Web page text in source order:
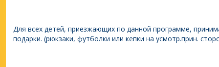
Для всех детей, приезжающих по данной программе,
подарки. (рюкзаки, футболки или кепки на усмотр.прин.